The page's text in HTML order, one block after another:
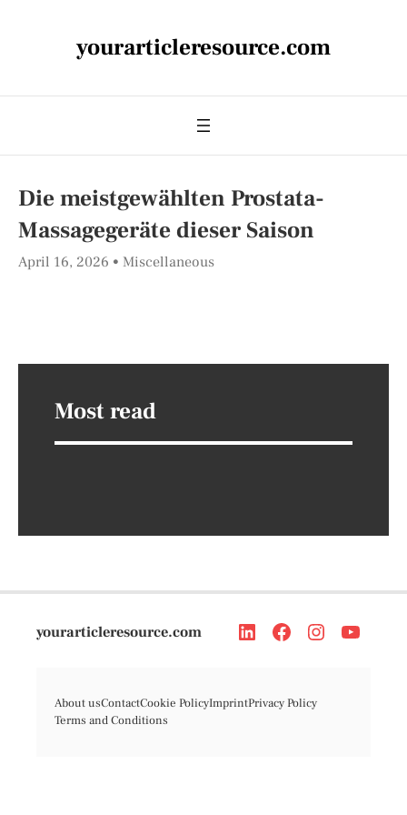
yourarticleresource.com
Die meistgewählten Prostata-
Massagegeräte dieser Saison
April 16, 2026 Miscellaneous
Most read
yourarticleresource.com
About usContactCookie PolicyImprintPrivacy Policy
Terms and Conditions